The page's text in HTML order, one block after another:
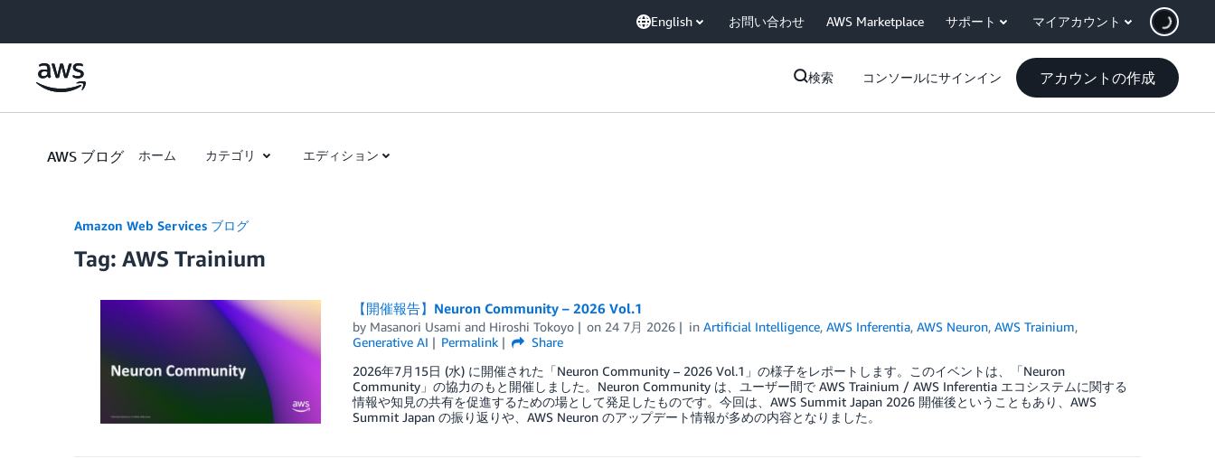
English お問い合わせ AWS Marketplace サポート マイアカウント
検索 コンソールにサインイン アカウントの作成
AWS ブログ ホーム カテゴリ エディション
Amazon Web Services ブログ
Tag: AWS Trainium
【開催報告】Neuron Community – 2026 Vol.1
by Masanori Usami and Hiroshi Tokoyo on 24 7月 2026 inArtificial Intelligence,AWS Inferentia,AWS Neuron,AWS Trainium,
Generative AI
Permalink
Share
2026年7月15日 (水) に開催された「Neuron Community – 2026 Vol.1」の様子をレポートします。このイベントは、「Neuron
Community」の協力のもと開催しました。Neuron Community は、ユーザー間で AWS Trainium / AWS Inferentia エコシステムに関する
情報や知見の共有を促進するための場として発足したものです。今回は、AWS Summit Japan 2026 開催後ということもあり、AWS
Summit Japan の振り返りや、AWS Neuron のアップデート情報が多めの内容となりました。